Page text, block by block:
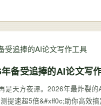
备受追捧的AI论文写
是天方夜谭。2026年最炸裂
提速超5倍&#xff0c;助你高效